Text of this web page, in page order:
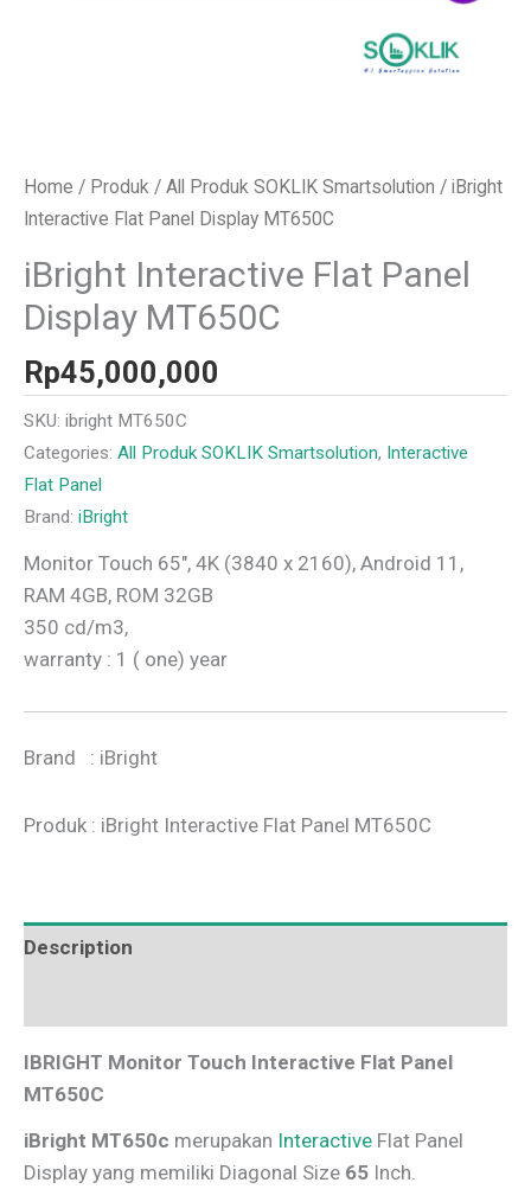
Home / Produk / All Produk SOKLIK Smartsolution / iBright
Interactive Flat Panel Display MT650C
iBright Interactive Flat Panel
Display MT650C
Rp45,000,000
SKU: ibright MT650C
Categories: All Produk SOKLIK Smartsolution, Interactive
Flat Panel
Brand: iBright
Monitor Touch 65″, 4K (3840 x 2160), Android 11,
RAM 4GB, ROM 32GB
350 cd/m3,
warranty : 1 ( one) year
Brand : iBright
Produk : iBright Interactive Flat Panel MT650C
Description
IBRIGHT Monitor Touch Interactive Flat Panel
MT650C
iBright MT650c merupakan Interactive Flat Panel
Display yang memiliki Diagonal Size 65 Inch.